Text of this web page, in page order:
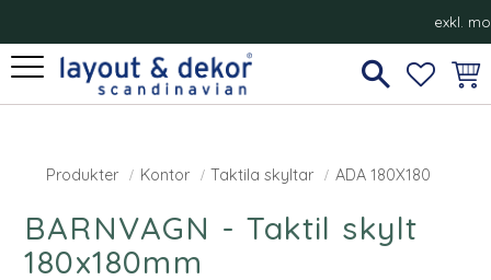
Meny
exkl.
Produkter Kontor Taktila skyltar ADA 180X180
BARNVAGN - Taktil skylt
180x180mm